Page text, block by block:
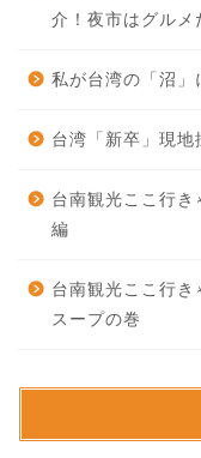
介！夜市はグルメ
私が台湾の「沼」
台湾「新卒」現地
台南観光ここ行
編
台南観光ここ行
スープの巻